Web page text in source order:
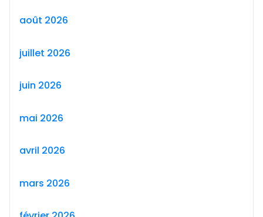
août 2026
juillet 2026
juin 2026
mai 2026
avril 2026
mars 2026